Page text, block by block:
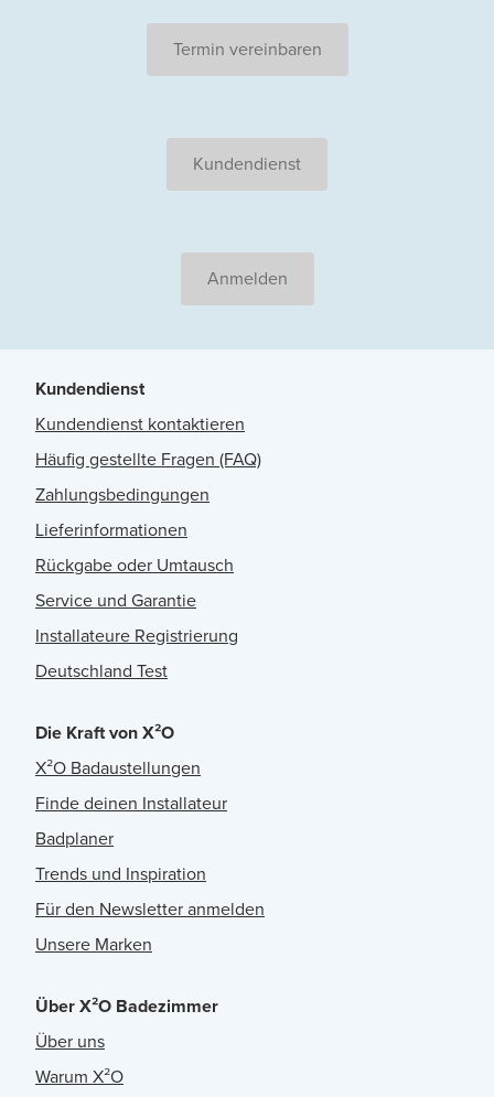
Termin vereinbaren
Kundendienst
Anmelden
Kundendienst
Kundendienst kontaktieren
Häufig gestellte Fragen (FAQ)
Zahlungsbedingungen
Lieferinformationen
Rückgabe oder Umtausch
Service und Garantie
Installateure Registrierung
Deutschland Test
Die Kraft von X²O
X²O Badaustellungen
Finde deinen Installateur
Badplaner
Trends und Inspiration
Für den Newsletter anmelden
Unsere Marken
Über X²O Badezimmer
Über uns
Warum X²O